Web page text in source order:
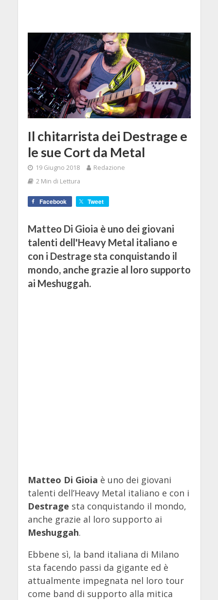
Il chitarrista dei Destrage e
le sue Cort da Metal
19 Giugno 2018
Redazione
2 Min di Lettura
Facebook Tweet
Matteo Di Gioia è uno dei giovani
talenti dell'Heavy Metal italiano e
con i Destrage sta conquistando il
mondo, anche grazie al loro supporto
ai Meshuggah.
Matteo Di Gioia è uno dei giovani
talenti dell’Heavy Metal italiano e con i
Destrage sta conquistando il mondo,
anche grazie al loro supporto ai
Meshuggah.
Ebbene sì, la band italiana di Milano
sta facendo passi da gigante ed è
attualmente impegnata nel loro tour
come band di supporto alla mitica